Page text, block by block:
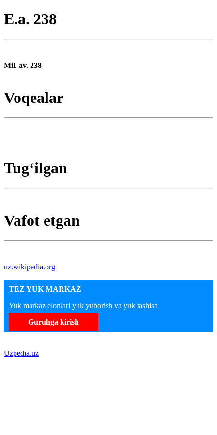
E.a. 238
Mil. av. 238
Voqealar
Tugʻilgan
Vafot etgan
uz.wikipedia.org
TEZ YUK MARKAZ
Yuk markaz elonlari yuk yuborish va yuk tashish
Guruhga kirish
Uzpedia.uz